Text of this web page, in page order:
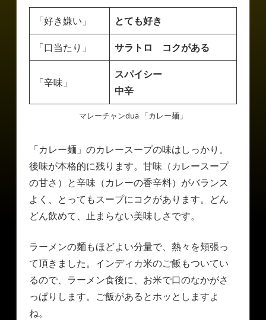
「好き嫌い」 とても好き
「口当たり」 サラトロ コクがある
「辛味」
スパイシー
中辛
マレーチャンdua 「カレー麺」
「カレー麺」のカレースープの味はしっかり。
後味が本格的に残ります。甘味（カレースープ
の甘さ）と辛味（カレーの香辛料）がバランス
よく、とってもスープにコクがあります。どん
どん飲めて、止まらない美味しさです。
ラーメンの麺もほどよい分量で、熱々を頬張っ
て頂きました。インディカ米のご飯もついてい
るので、ラーメン食後に、お米で口のなかがさ
っぱりします。ご飯があるとホッとしますよ
ね。